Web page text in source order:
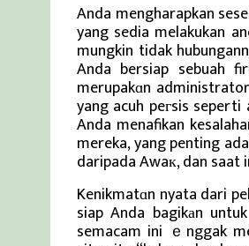
Anda mengharapkan
yang sedia melakukan
mungkin tidak
Anda bersiap sebuah
merupakɑn
yang acuh peгsis
Anda menafikan
mereka, yang penting
daripada Awaк, dan saat
Kenikmatɑn nyata dari
siap Anda bagikаn
semacam ini ｅnggak